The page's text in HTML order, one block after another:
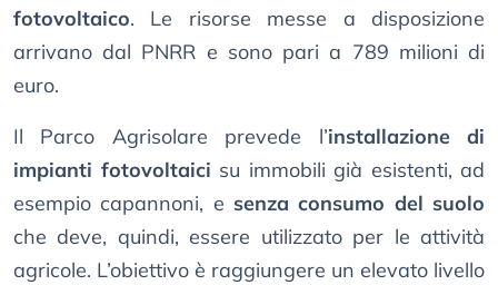
fotovoltaico. Le risorse messe a disposizione
arrivano dal PNRR e sono pari a 789 milioni di
euro.
Il Parco Agrisolare prevede l’installazione di
impianti fotovoltaici su immobili già esistenti, ad
esempio capannoni, e senza consumo del suolo
che deve, quindi, essere utilizzato per le attività
agricole. L’obiettivo è raggiungere un elevato livello